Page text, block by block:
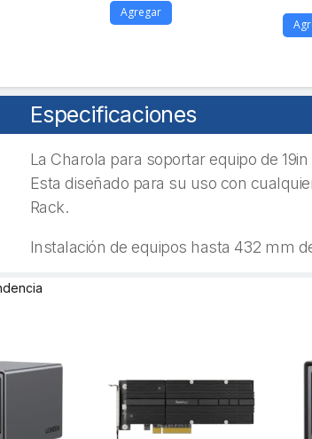
Agregar
Especificaciones
La Charola para soportar equipo de
Esta diseñado para su uso con
Rack.
Instalación de equipos hasta 432 mm